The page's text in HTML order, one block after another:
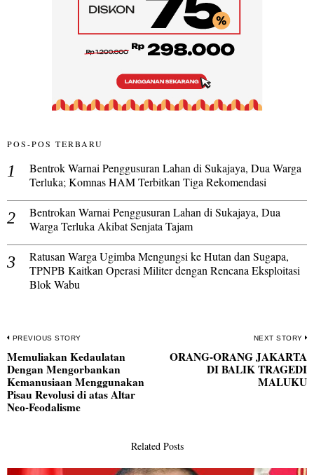
POS-POS TERBARU
Bentrok Warnai Penggusuran Lahan di Sukajaya, Dua Warga
Terluka; Komnas HAM Terbitkan Tiga Rekomendasi
Bentrokan Warnai Penggusuran Lahan di Sukajaya, Dua
Warga Terluka Akibat Senjata Tajam
Ratusan Warga Ugimba Mengungsi ke Hutan dan Sugapa,
TPNPB Kaitkan Operasi Militer dengan Rencana Eksploitasi
Blok Wabu
Navigasi
pos
PREVIOUS STORY
Previous
post:
Memuliakan Kedaulatan
Dengan Mengorbankan
Kemanusiaan Menggunakan
Pisau Revolusi di atas Altar
Neo-Feodalisme
NEXT STORY
ORANG-ORANG JAKARTA
DI BALIK TRAGEDI
MALUKU
Related Posts